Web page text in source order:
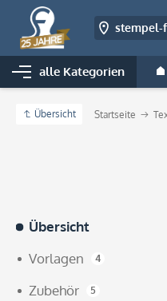
stempel-
alle Kategorien
Übersicht Startseite
Übersicht
Vorlagen
4
Zubehör 5